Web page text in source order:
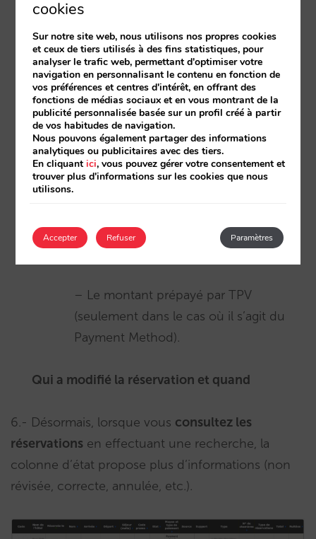
– Payment Type, en faisant la
différence entre : prépaiement,
paiement direct au check-in, paiement
direct au check-out, accord spécial,
paiement différé (uniquement avec
Addon Payments), autres, etc.
– Payment Method, que ce soit TPV,
paiement avec lesquelles Mirai est
intégré.
– Le montant prépayé par TPV
(seulement dans le cas où il s’agit du
Payment Method).
Qui a modifié la réservation et quand
6.- Désormais, lorsque vous consultez les
réservations en effectuant une recherche, la
colonne d’état propose plus d’informations (non
révisée, correcte, annulée, etc.).
cookies
Sur notre site web, nous utilisons nos propres cookies
et ceux de tiers utilisés à des fins statistiques, pour
analyser le trafic web, permettant d'optimiser votre
navigation en personnalisant le contenu en fonction de
vos préférences et centres d'intérêt, en offrant des
fonctions de médias sociaux et en vous montrant de la
publicité personnalisée basée sur un profil créé à partir
de vos habitudes de navigation.
Nous pouvons également partager des informations
analytiques ou publicitaires avec des tiers.
En cliquantici, vous pouvez gérer votre consentement et
trouver plus d'informations sur les cookies que nous
utilisons.
Accepter Paramètres
Refuser